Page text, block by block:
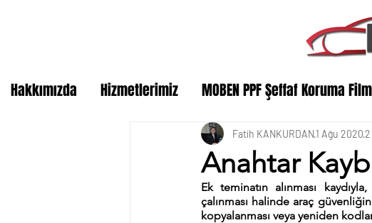
Hakkımızda Hizmetlerimiz MOBEN PPF Şeffaf Koruma
Anahtar
Fatih KANKURDAN1 Ağu 2020
Ek teminatın alınması
çalınması halinde araç
kopyalanması veya yeniden